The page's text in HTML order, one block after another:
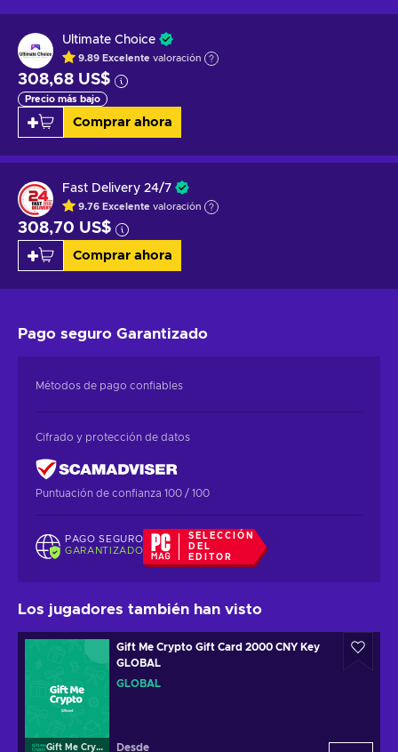
Ultimate Choice
9.89 Excelente valoración
308,68 US$
Precio más bajo
Comprar ahora
Fast Delivery 24/7
9.76 Excelente valoración
308,70 US$
Comprar ahora
Pago seguro Garantizado
Métodos de pago confiables
Cifrado y protección de datos
Puntuación de confianza 100 / 100
PAGO SEGURO
GARANTIZADO
SELECCIÓN
DEL
EDITOR
Los jugadores también han visto
Gift Me Crypto
Gift Me Crypto Gift Card 2000 CNY Key
GLOBAL
GLOBAL
Desde